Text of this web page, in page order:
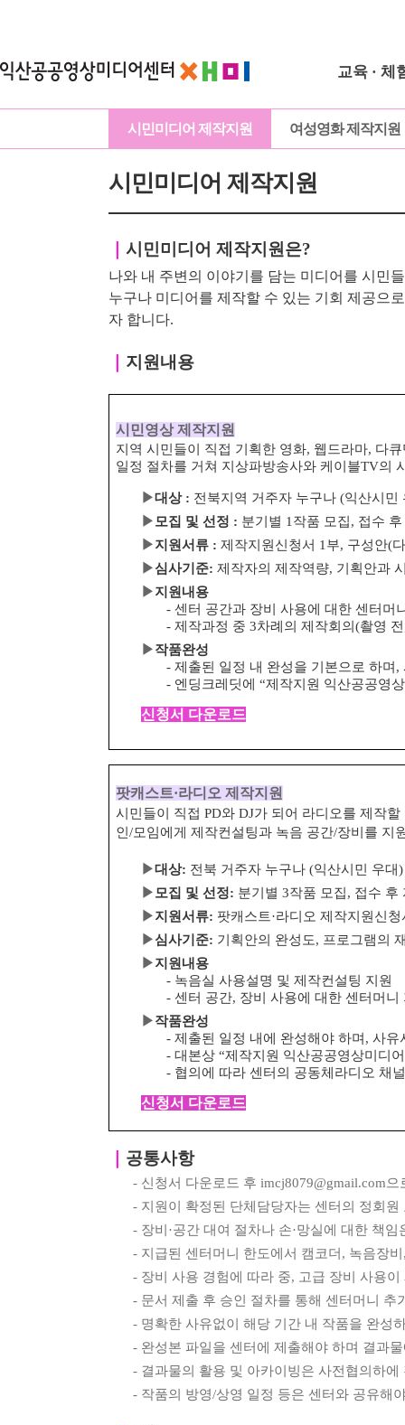
교육 · 체
시민미디어 제작지원 여성영화 제작지원
시민미디어 제작지원
시민미디어 제작지원은?
나와 내 주변의 이야기를 담는 미디어를 시민
누구나 미디어를 제작할 수 있는 기회 제공으
자 합니다.
지원내용
시민영상 제작지원
지역 시민들이 직접 기획한 영화, 웹드라마, 다
일정 절차를 거쳐 지상파방송사와 케이블TV의
▶대상 : 전북지역 거주자 누구나 (익산시민
▶ 모집 및 선정 : 분기별 1 작품 모집, 접수
▶지원서류 : 제작지원신청서 1 부, 구성안(
▶심사기준: 제작자의 제작역량, 기획안과
▶지원내용
- 센터 공간과 장비 사용에 대한 센터머
- 제작과정 중 3차례의 제작회의 (촬영 전
▶작품완성
- 제출된 일정 내 완성을 기본으로 하며 ,
- 엔딩크레딧에 “제작지원 익산공공영
신청서 다운로드
팟캐스트·라디오 제작지원
시민들이 직접 PD와 DJ가 되어 라디오를 제작
인 /모임에게 제작컨설팅과 녹음 공간/장비를 지
▶대상: 전북 거주자 누구나 (익산시민 우대)
▶ 모집 및 선정: 분기별 3작품 모집, 접수 후
▶지원서류: 팟캐스트·라디오 제작지원신
▶심사기준: 기획안의 완성도, 프로그램의
▶지원내용
- 녹음실 사용설명 및 제작컨설팅 지원
- 센터 공간, 장비 사용에 대한 센터머니
▶작품완성
- 제출된 일정 내에 완성해야 하며 , 사유
- 대본상 “제작지원 익산공공영상미디
- 협의에 따라 센터의 공동체라디오 채
신청서 다운로드
공통사항
- 신청서 다운로드 후 imcj8079@gmail.com으
- 지원이 확정된 단체담당자는 센터의 정회
- 장비 ·공간 대여 절차나 손·망실에 대한 책임
- 지급된 센터머니 한도에서 캠코더 , 녹음장비
- 장비 사용 경험에 따라 중, 고급 장비 사용
- 문서 제출 후 승인 절차를 통해 센터머니 추
- 명확한 사유없이 해당 기간 내 작품을 완성
- 완성본 파일을 센터에 제출해야 하며 결과
- 결과물의 활용 및 아카이빙은 사전협의하에
- 작품의 방영/상영 일정 등은 센터와 공유해